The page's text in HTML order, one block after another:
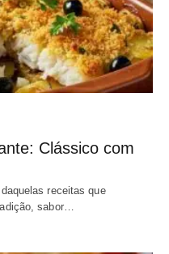
Clássico com
receitas que
sabor…